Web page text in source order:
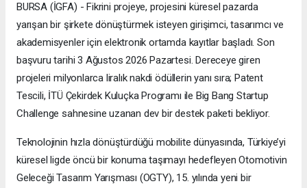
BURSA (İGFA) - Fikrini projeye, projesini küresel pazarda
yarışan bir şirkete dönüştürmek isteyen girişimci, tasarımcı ve
akademisyenler için elektronik ortamda kayıtlar başladı. Son
başvuru tarihi 3 Ağustos 2026 Pazartesi. Dereceye giren
projeleri milyonlarca liralık nakdi ödüllerin yanı sıra; Patent
Tescili, İTÜ Çekirdek Kuluçka Programı ile Big Bang Startup
Challenge sahnesine uzanan dev bir destek paketi bekliyor.
Teknolojinin hızla dönüştürdüğü mobilite dünyasında, Türkiye’yi
küresel ligde öncü bir konuma taşımayı hedefleyen Otomotivin
Geleceği Tasarım Yarışması (OGTY), 15. yılında yeni bir